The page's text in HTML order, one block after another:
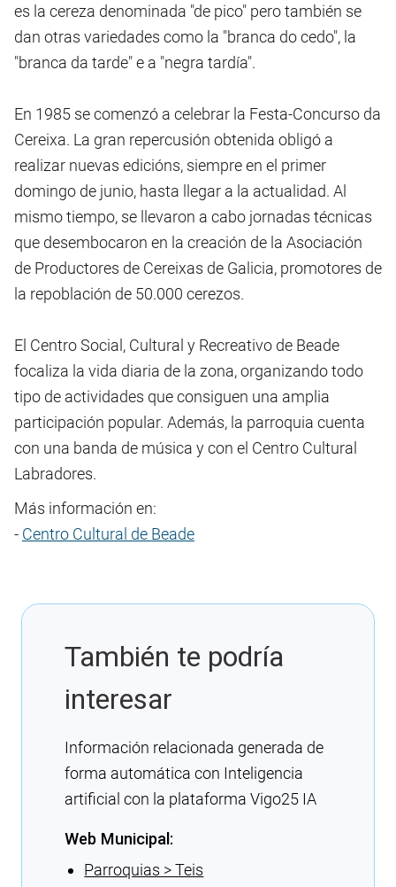
es la cereza denominada "de pico" pero también se
dan otras variedades como la "branca do cedo", la
"branca da tarde" e a "negra tardía".
En 1985 se comenzó a celebrar la Festa-Concurso da
Cereixa. La gran repercusión obtenida obligó a
realizar nuevas edicións, siempre en el primer
domingo de junio, hasta llegar a la actualidad. Al
mismo tiempo, se llevaron a cabo jornadas técnicas
que desembocaron en la creación de la Asociación
de Productores de Cereixas de Galicia, promotores de
la repoblación de 50.000 cerezos.
El Centro Social, Cultural y Recreativo de Beade
focaliza la vida diaria de la zona, organizando todo
tipo de actividades que consiguen una amplia
participación popular. Además, la parroquia cuenta
con una banda de música y con el Centro Cultural
Labradores.
Más información en:
- Centro Cultural de Beade
También te podría
interesar
Información relacionada generada de
forma automática con Inteligencia
artificial con la plataforma Vigo25 IA
Web Municipal:
Parroquias > Teis